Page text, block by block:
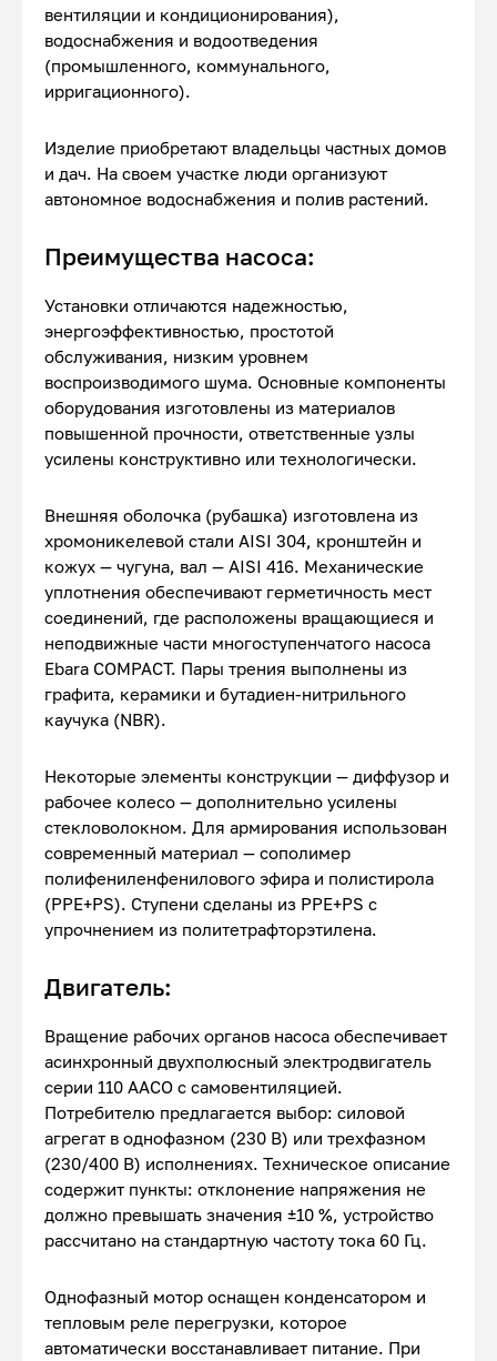
вентиляции и кондиционирования),
водоснабжения и водоотведения
(промышленного, коммунального,
ирригационного).
Изделие приобретают владельцы частных домов
и дач. На своем участке люди организуют
автономное водоснабжения и полив растений.
Преимущества насоса:
Установки отличаются надежностью,
энергоэффективностью, простотой
обслуживания, низким уровнем
воспроизводимого шума. Основные компоненты
оборудования изготовлены из материалов
повышенной прочности, ответственные узлы
усилены конструктивно или технологически.
Внешняя оболочка (рубашка) изготовлена из
хромоникелевой стали AISI 304, кронштейн и
кожух — чугуна, вал — AISI 416. Механические
уплотнения обеспечивают герметичность мест
соединений, где расположены вращающиеся и
неподвижные части многоступенчатого насоса
Ebara COMPACT. Пары трения выполнены из
графита, керамики и бутадиен-нитрильного
каучука (NBR).
Некоторые элементы конструкции — диффузор и
рабочее колесо — дополнительно усилены
стекловолокном. Для армирования использован
современный материал — сополимер
полифениленфенилового эфира и полистирола
(PPE+PS). Ступени сделаны из PPE+PS с
упрочнением из политетрафторэтилена.
Двигатель:
Вращение рабочих органов насоса обеспечивает
асинхронный двухполюсный электродвигатель
серии 110 AACO с самовентиляцией.
Потребителю предлагается выбор: силовой
агрегат в однофазном (230 В) или трехфазном
(230/400 В) исполнениях. Техническое описание
содержит пункты: отклонение напряжения не
должно превышать значения ±10 %, устройство
рассчитано на стандартную частоту тока 60 Гц.
Однофазный мотор оснащен конденсатором и
тепловым реле перегрузки, которое
автоматически восстанавливает питание. При